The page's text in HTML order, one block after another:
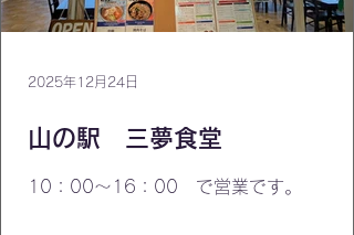
山の駅 三夢食堂
10：00～16：00 で営業です。
2025年12月24日